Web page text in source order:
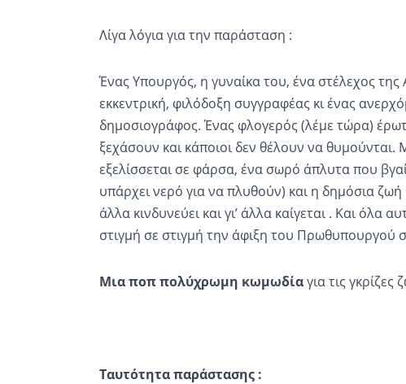
Λίγα λόγια για την παράσταση :
Ένας Υπουργός, η γυναίκα του, ένα στέλεχος της
εκκεντρική, φιλόδοξη συγγραφέας κι ένας
δημοσιογράφος. Ένας φλογερός (λέμε τώρα)
ξεχάσουν και κάποιοι δεν θέλουν να θυμούνται.
εξελίσσεται σε φάρσα, ένα σωρό άπλυτα που
υπάρχει νερό για να πλυθούν) και η δημόσια
άλλα κινδυνεύει και γι’ άλλα καίγεται . Και όλα
στιγμή σε στιγμή την άφιξη του Πρωθυπουργού
Μιαποπ πολύχρωμη κωμωδίαγια τις γκρίζες
Ταυτότητα παράστασης :